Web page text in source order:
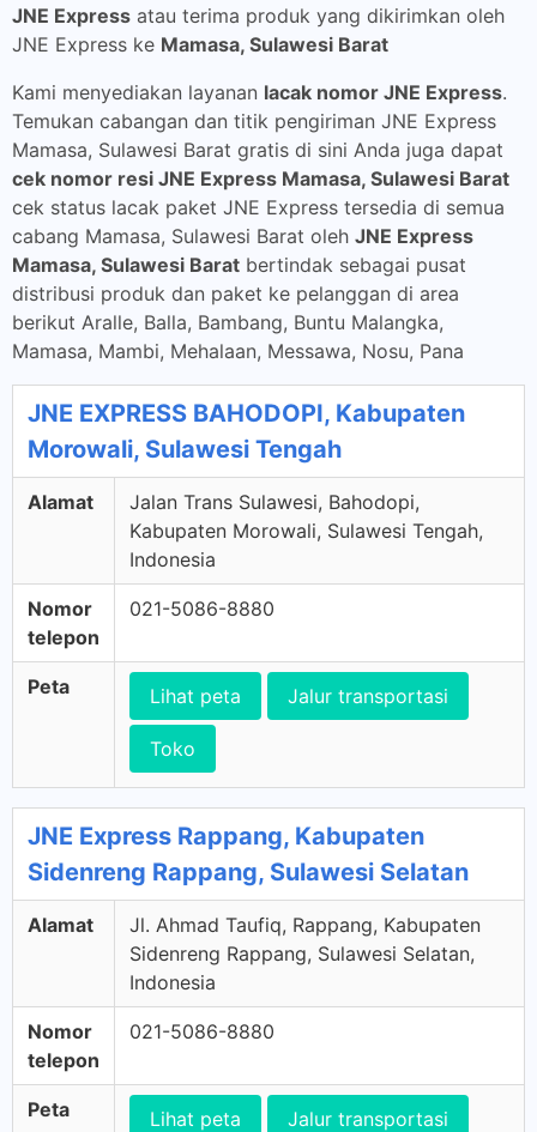
JNE Express atau terima produk yang dikirimkan oleh
JNE Express ke Mamasa, Sulawesi Barat
Kami menyediakan layanan lacak nomor JNE Express.
Temukan cabangan dan titik pengiriman JNE Express
Mamasa, Sulawesi Barat gratis di sini Anda juga dapat
cek nomor resi JNE Express Mamasa, Sulawesi Barat
cek status lacak paket JNE Express tersedia di semua
cabang Mamasa, Sulawesi Barat oleh JNE Express
Mamasa, Sulawesi Barat bertindak sebagai pusat
distribusi produk dan paket ke pelanggan di area
berikut Aralle, Balla, Bambang, Buntu Malangka,
Mamasa, Mambi, Mehalaan, Messawa, Nosu, Pana
JNE EXPRESS BAHODOPI, Kabupaten
Morowali, Sulawesi Tengah
Alamat
Jalan Trans Sulawesi, Bahodopi,
Kabupaten Morowali, Sulawesi Tengah,
Indonesia
Nomor
telepon
021-5086-8880
Peta Lihat peta Jalur transportasi
Toko
JNE Express Rappang, Kabupaten
Sidenreng Rappang, Sulawesi Selatan
Alamat
Jl. Ahmad Taufiq, Rappang, Kabupaten
Sidenreng Rappang, Sulawesi Selatan,
Indonesia
Nomor
telepon
021-5086-8880
Peta Lihat peta Jalur transportasi